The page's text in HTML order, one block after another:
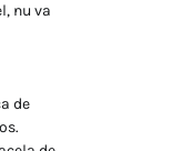
nu va
de